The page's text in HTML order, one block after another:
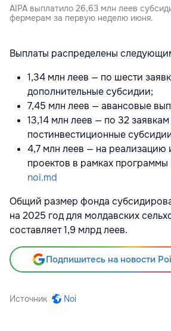
AIPA выплатило 26,63 млн леев
фермерам за первую неделю июня.
Выплаты распределены
1,34 млн леев — по шести
дополнительные субсидии;
7,45 млн леев — авансовые
13,14 млн леев — по 32 заявкам
постинвестиционные
4,7 млн леев — на реализацию
проектов в рамках программы
noi.md
Общий размер фонда
на 2025 год для молдавских
составляет 1,9 млрд леев.
Подпишитесь на новости
Источник Noi